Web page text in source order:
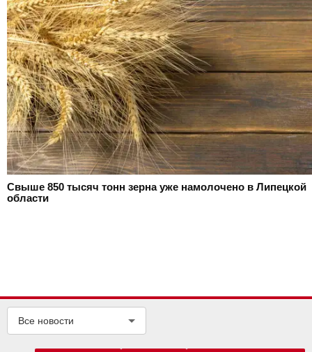
Свыше 850 тысяч тонн зерна уже намолочено в Липецкой
области
Все новости